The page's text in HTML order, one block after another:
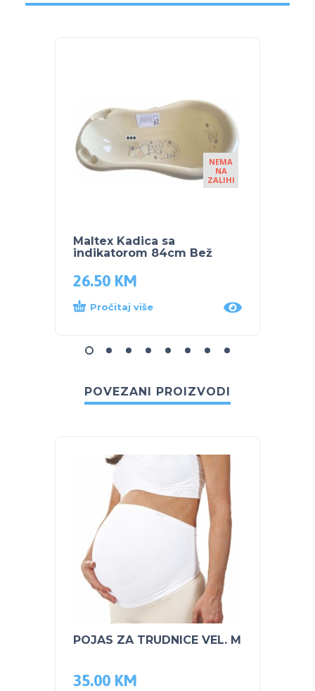
NEMA
NA
ZALIHI
Maltex Kadica sa
indikatorom 84cm Bež
26.50 KM
Pročitaj više
POVEZANI PROIZVODI
POJAS ZA TRUDNICE VEL. M
35.00 KM